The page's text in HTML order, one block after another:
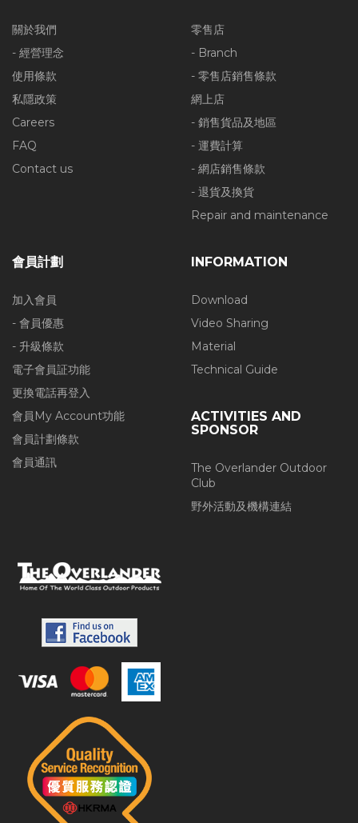
關於我們
- 經營理念
使用條款
私隱政策
Careers
FAQ
Contact us
零售店
- Branch
- 零售店銷售條款
網上店
- 銷售貨品及地區
- 運費計算
- 網店銷售條款
- 退貨及換貨
Repair and maintenance
會員計劃
加入會員
- 會員優惠
- 升級條款
電子會員証功能
更換電話再登入
會員My Account功能
會員計劃條款
會員通訊
INFORMATION
Download
Video Sharing
Material
Technical Guide
ACTIVITIES AND
SPONSOR
The Overlander Outdoor
Club
野外活動及機構連結